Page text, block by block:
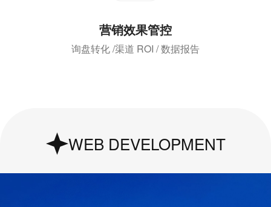
营销效果管控
询盘转化 /渠道 ROI / 数据报告
UI & UX Design